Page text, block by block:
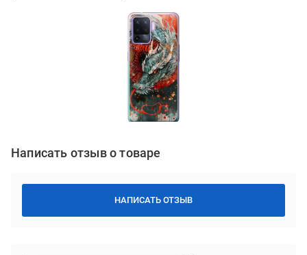
Написать отзыв о товаре
НАПИСАТЬ ОТЗЫВ